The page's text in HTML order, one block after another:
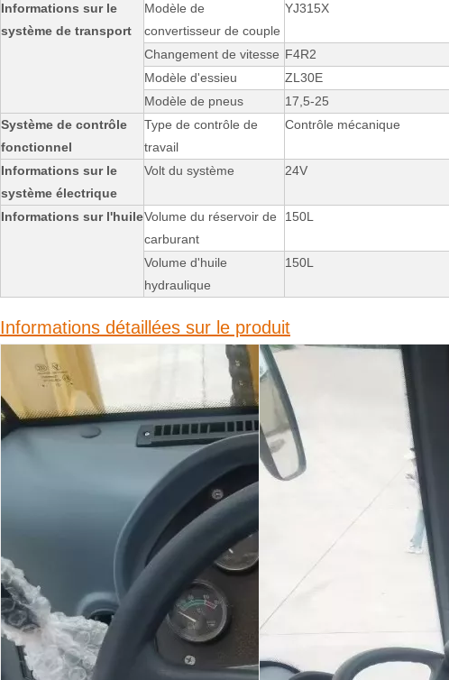
Informations sur le
système de transport
Modèle de
convertisseur de couple
YJ315X
Changement de vitesse F4R2
Modèle d'essieu
ZL30E
Modèle de pneus
17,5-25
Système de contrôle
fonctionnel
Type de contrôle de
travail
Contrôle mécanique
Informations sur le
système électrique
Volt du système 24V
Informations sur l'huileVolume du réservoir de
carburant
150L
Volume d'huile
hydraulique
150L
Informations détaillées sur le produit